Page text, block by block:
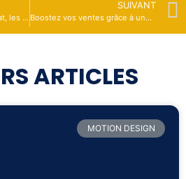
Zoom sur les outils de chat, les chatbots et la messagerie instantanée
SUIVANT
Boostez vos ventes grâce à une vidéo en motion design
ARTICLES
MOTION DESIGN